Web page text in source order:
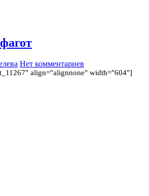
Нет комментариев
align="alignnone" width="604"]